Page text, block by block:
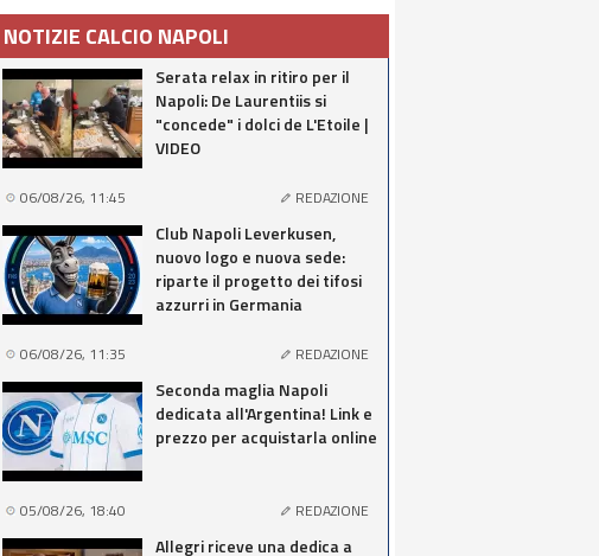
NOTIZIE CALCIO NAPOLI
Serata relax in ritiro per il
Napoli: De Laurentiis si
"concede" i dolci de L'Etoile |
VIDEO
06/08/26, 11:45 REDAZIONE
Club Napoli Leverkusen,
nuovo logo e nuova sede:
riparte il progetto dei tifosi
azzurri in Germania
06/08/26, 11:35 REDAZIONE
Seconda maglia Napoli
dedicata all'Argentina! Link e
prezzo per acquistarla online
05/08/26, 18:40 REDAZIONE
Allegri riceve una dedica a